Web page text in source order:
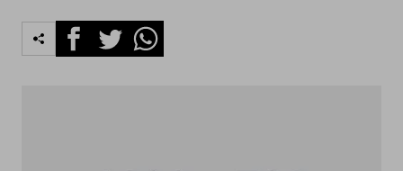
FacebookTwitterWhatsapp